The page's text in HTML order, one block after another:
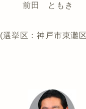
前田 ともき
(選挙区：神戸市東灘区